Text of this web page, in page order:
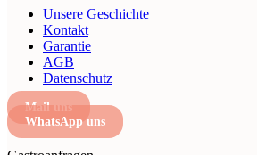
Unsere Geschichte
Kontakt
Garantie
AGB
Datenschutz
Mail uns
WhatsApp uns